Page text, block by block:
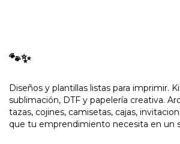
🐾✨
Diseños y plantillas listas para imprimir.
sublimación, DTF y papelería creativa.
tazas, cojines, camisetas, cajas,
que tu emprendimiento necesita en un